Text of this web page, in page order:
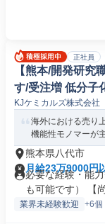
正社員
【熊本/開発研究
す/受注増 低分子
KJケミカルズ株式会社
海外における売り
機能性モノマーが
熊本県八代市
月給23万9000円
必要な経験・能
も可能です） 【
業界未経験歓迎 +6個